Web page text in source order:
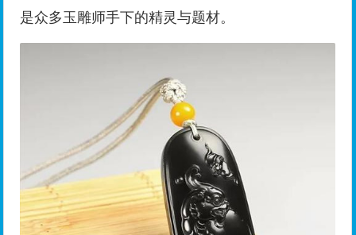
是众多玉雕师手下的精灵与题材。